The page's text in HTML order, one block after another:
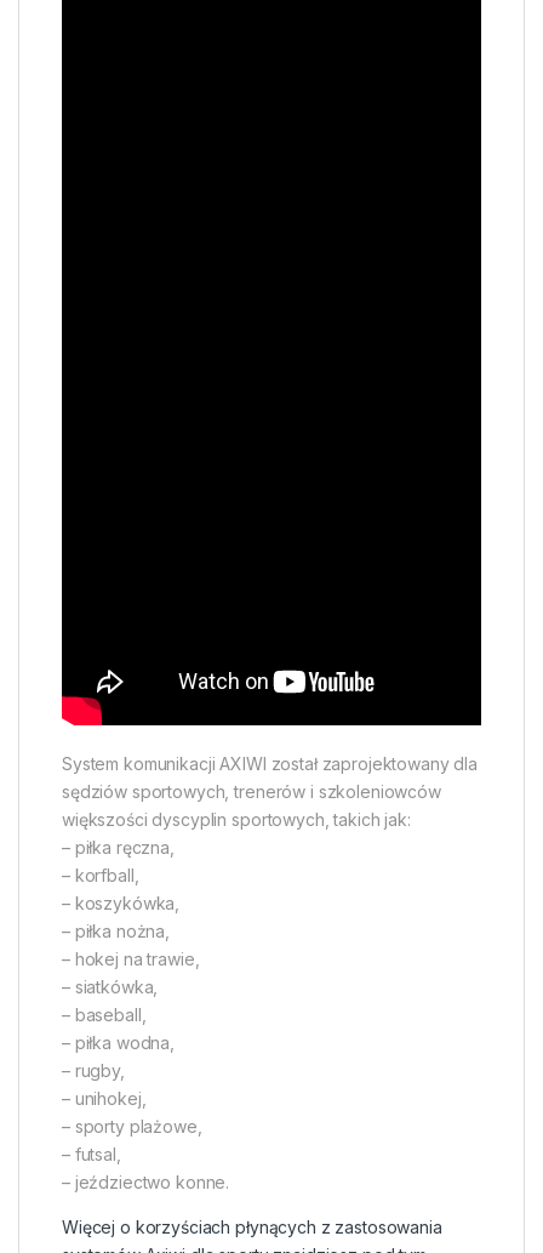
System komunikacji AXIWI został zaprojektowany dla
sędziów sportowych, trenerów i szkoleniowców
większości dyscyplin sportowych, takich jak:
– piłka ręczna,
– korfball,
– koszykówka,
– piłka nożna,
– hokej na trawie,
– siatkówka,
– baseball,
– piłka wodna,
– rugby,
– unihokej,
– sporty plażowe,
– futsal,
– jeździectwo konne.
Więcej o korzyściach płynących z zastosowania